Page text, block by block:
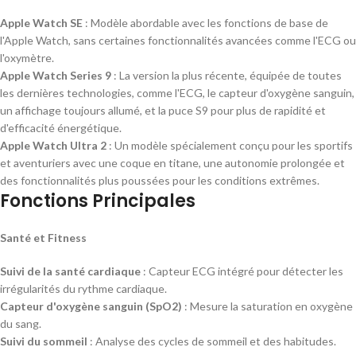
Apple Watch SE : Modèle abordable avec les fonctions de base de
l'Apple Watch, sans certaines fonctionnalités avancées comme l'ECG ou
l'oxymètre.
Apple Watch Series 9 : La version la plus récente, équipée de toutes
les dernières technologies, comme l'ECG, le capteur d'oxygène sanguin,
un affichage toujours allumé, et la puce S9 pour plus de rapidité et
d'efficacité énergétique.
Apple Watch Ultra 2 : Un modèle spécialement conçu pour les sportifs
et aventuriers avec une coque en titane, une autonomie prolongée et
des fonctionnalités plus poussées pour les conditions extrêmes.
Fonctions Principales
Santé et Fitness
Suivi de la santé cardiaque : Capteur ECG intégré pour détecter les
irrégularités du rythme cardiaque.
Capteur d'oxygène sanguin (SpO2) : Mesure la saturation en oxygène
du sang.
Suivi du sommeil : Analyse des cycles de sommeil et des habitudes.